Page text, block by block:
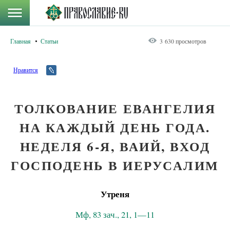
Главная Статьи 3 630 просмотров
Нравится
ТОЛКОВАНИЕ ЕВАНГЕЛИЯ
НА КАЖДЫЙ ДЕНЬ ГОДА.
НЕДЕЛЯ 6-Я, ВАИЙ, ВХОД
ГОСПОДЕНЬ В ИЕРУСАЛИМ
Утреня
Мф, 83 зач., 21, 1—11